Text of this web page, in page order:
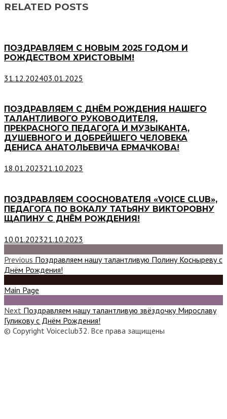
RELATED POSTS
ПОЗДРАВЛЯЕМ С НОВЫМ 2025 ГОДОМ И
РОЖДЕСТВОМ ХРИСТОВЫМ!
31.12.202403.01.2025
ПОЗДРАВЛЯЕМ С ДНЁМ РОЖДЕНИЯ НАШЕГО
ТАЛАНТЛИВОГО РУКОВОДИТЕЛЯ,
ПРЕКРАСНОГО ПЕДАГОГА И МУЗЫКАНТА,
ДУШЕВНОГО И ДОБРЕЙШЕГО ЧЕЛОВЕКА
ДЕНИСА АНАТОЛЬЕВИЧА ЕРМАЧКОВА!
18.01.202321.10.2023
ПОЗДРАВЛЯЕМ СООСНОВАТЕЛЯ «VOICE CLUB»,
ПЕДАГОГА ПО ВОКАЛУ ТАТЬЯНУ ВИКТОРОВНУ
ЩАПИНУ С ДНЁМ РОЖДЕНИЯ!
10.01.202321.10.2023
Previous Поздравляем нашу талантливую Полину Косныреву с
Днём Рождения!
Main Page
Next Поздравляем нашу талантливую звёздочку Мирославу
Гуликову с Днём Рождения!
© Copyright Voiceclub32. Все права защищены